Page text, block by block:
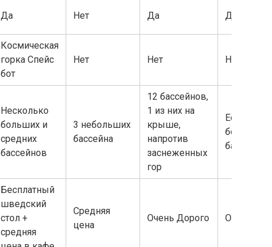
Да Нет Да Да
Космическая
горка Спейс
бот
Нет Нет Нет
Несколько
больших и
средних
бассейнов
3 небольших
бассейна
12 бассейнов,
1 из них на
крыше,
напротив
заснеженных
гор
Есть очень
большой
бассейн
Бесплатный
шведский
стол +
средняя
Средняя
цена
Очень Дорого Очень